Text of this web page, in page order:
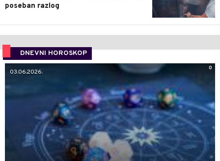
poseban razlog
DNEVNI HOROSKOP
0
03.06.2026.